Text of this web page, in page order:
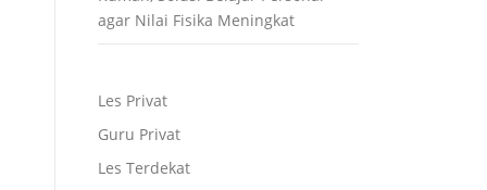
agar Nilai Fisika Meningkat
Les Privat
Guru Privat
Les Terdekat